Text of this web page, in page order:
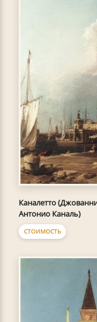
Каналетто
Антонио Каналь)
СТОИМОСТЬ